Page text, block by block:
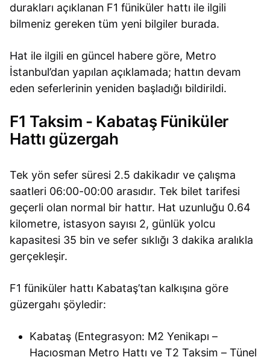
durakları açıklanan F1 füniküler hattı ile ilgili
bilmeniz gereken tüm yeni bilgiler burada.
Hat ile ilgili en güncel habere göre, Metro
İstanbul’dan yapılan açıklamada; hattın devam
eden seferlerinin yeniden başladığı bildirildi.
F1 Taksim - Kabataş Füniküler
Hattı güzergah
Tek yön sefer süresi 2.5 dakikadır ve çalışma
saatleri 06:00-00:00 arasıdır. Tek bilet tarifesi
geçerli olan normal bir hattır. Hat uzunluğu 0.64
kilometre, istasyon sayısı 2, günlük yolcu
kapasitesi 35 bin ve sefer sıklığı 3 dakika aralıkla
gerçekleşir.
F1 füniküler hattı Kabataş’tan kalkışına göre
güzergahı şöyledir:
Kabataş (Entegrasyon: M2 Yenikapı –
Hacıosman Metro Hattı ve T2 Taksim – Tünel